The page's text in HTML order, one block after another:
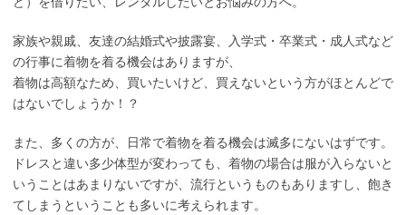
家族や親戚、友達の結婚式や披露宴、入学式・卒業式・成人式など
の行事に着物を着る機会はありますが、
着物は高額なため、買いたいけど、買えないという方がほとんどで
はないでしょうか！？
また、多くの方が、日常で着物を着る機会は滅多にないはずです。
ドレスと違い多少体型が変わっても、着物の場合は服が入らないと
いうことはあまりないですが、流行というものもありますし、飽き
てしまうということも多いに考えられます。